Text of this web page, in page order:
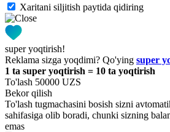
Xaritani siljitish paytida qidiring
super yoqtirish!
Reklama sizga yoqdimi? Qo'ying super
1 ta super yoqtirish = 10 ta yoqtirish
To'lash 50000 UZS
Bekor qilish
To'lash tugmachasini bosish sizni
sahifasiga olib boradi, chunki sizning
emas